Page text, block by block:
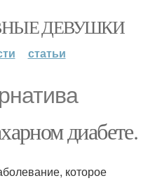
ДЕВУШКИ
статьи
диабете.
которое